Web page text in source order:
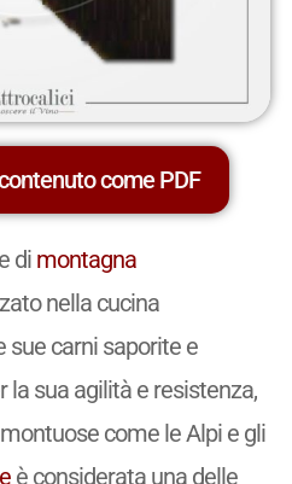
come PDF
di montagna
nella cucina
sue carni saporite e
la sua agilità e resistenza,
come le Alpi e gli
è considerata una delle